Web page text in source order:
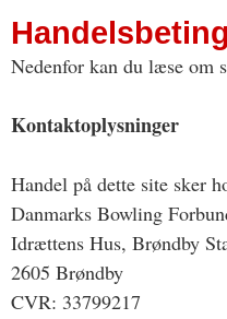
Nedenfor kan du læse om
Kontaktoplysninger
Handel på dette site sker
Danmarks Bowling
Idrættens Hus, Brøndby
2605 Brøndby
CVR: 33799217